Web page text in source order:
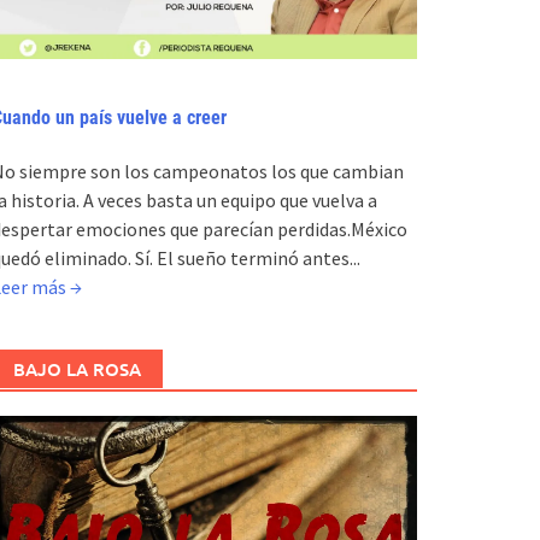
un país vuelve a creer
siempre son los campeonatos los que cambian
historia. A veces basta un equipo que vuelva a
emociones que parecían perdidas.México
eliminado. Sí. El sueño terminó antes...
más →
BAJO LA ROSA